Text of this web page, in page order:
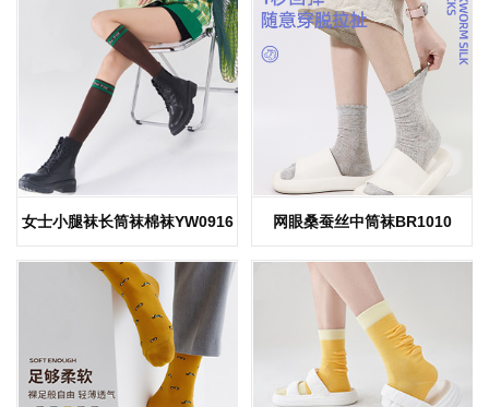
赚钱动力 + 治愈能量
女士小腿袜长筒袜棉袜YW0916 网眼桑蚕丝中筒袜BR1010